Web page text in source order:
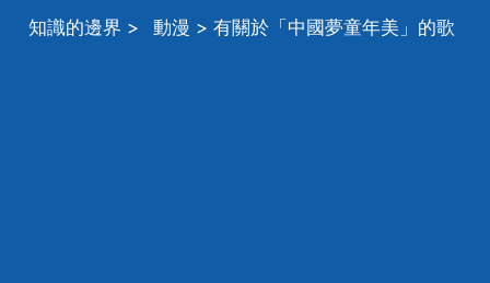
知識的邊界 > 動漫 > 有關於「中國夢童年美」的歌